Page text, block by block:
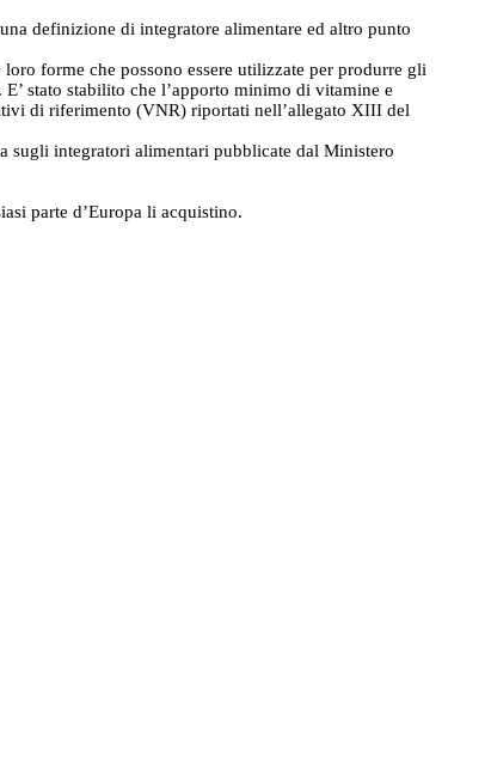
definizione di integratore alimentare ed altro punto
forme che possono essere utilizzate per produrre gli
stato stabilito che l’apporto minimo di vitamine e
di riferimento (VNR) riportati nell’allegato XIII del
sugli integratori alimentari pubblicate dal Ministero
parte d’Europa li acquistino.